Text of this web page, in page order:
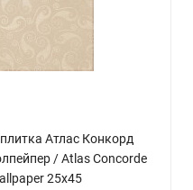
Атлас Конкорд
/ Atlas Concorde
25х45